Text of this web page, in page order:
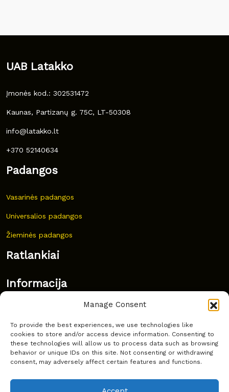
Manage Consent
To provide the best experiences, we use technologies like
cookies to store and/or access device information. Consenting to
these technologies will allow us to process data such as browsing
behavior or unique IDs on this site. Not consenting or withdrawing
consent, may adversely affect certain features and functions.
UAB Latakko
Įmonės kod.: 302531472
Kaunas, Partizanų g. 75C, LT-50308
info@latakko.lt
+370 52140634
Padangos
Vasarinės padangos
Universalios padangos
Žieminės padangos
Ratlankiai
Informacija
Dažnai užduodami klausimai
Kur nusipirkti?
Privatumas